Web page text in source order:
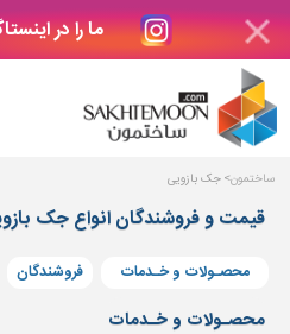
ما را در
دکوراسیون
بتن
های
بتنی
و
پنجره
ساختمون جک بازویی
قیمت و فروشندگان انواع جک
محصـولات و خـدمات فروشندگان
محصـولات و خـدمات